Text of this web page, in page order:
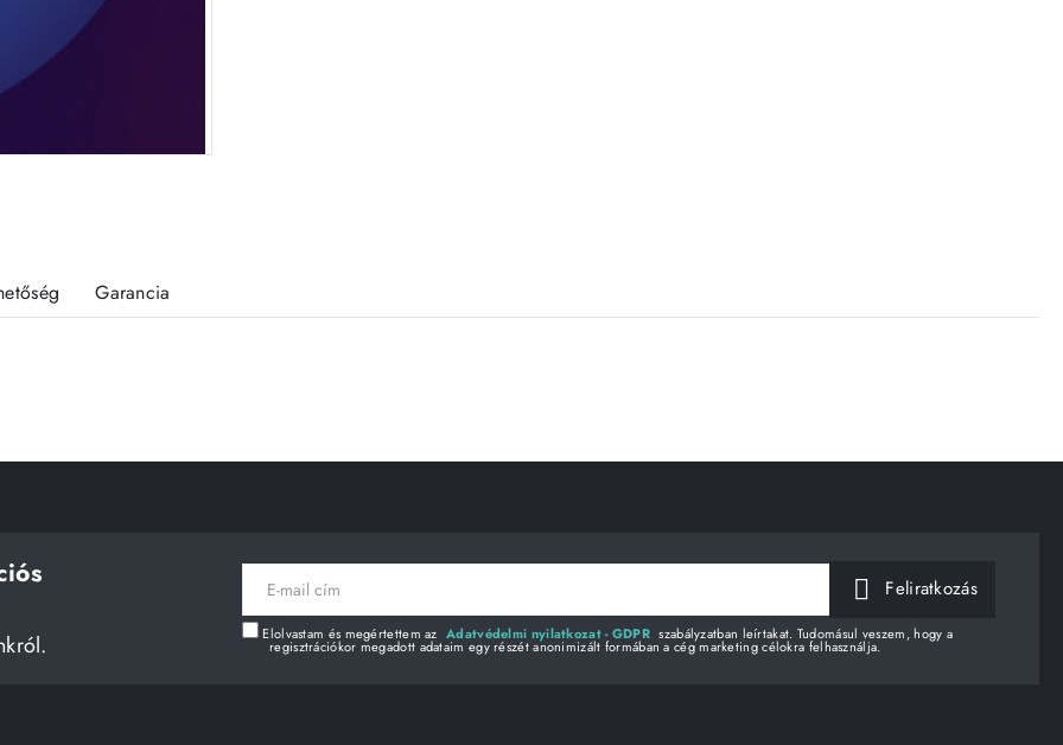
Garancia
E-
mail Feliratkozás
Elolvastam és megértettem az Adatvédelmi nyilatkozat - GDPR szabályzatban leírtakat. Tudomásul veszem, hogy a
regisztrációkor megadott adataim egy részét anonimizált formában a cég marketing célokra felhasználja.